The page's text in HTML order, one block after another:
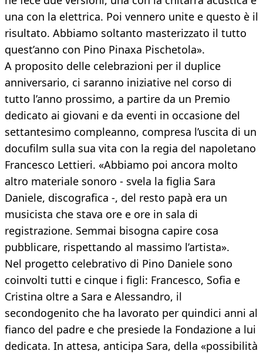
una con la elettrica. Poi vennero unite e questo è il
risultato. Abbiamo soltanto masterizzato il tutto
quest’anno con Pino Pinaxa Pischetola».
A proposito delle celebrazioni per il duplice
anniversario, ci saranno iniziative nel corso di
tutto l’anno prossimo, a partire da un Premio
dedicato ai giovani e da eventi in occasione del
settantesimo compleanno, compresa l’uscita di un
docufilm sulla sua vita con la regia del napoletano
Francesco Lettieri. «Abbiamo poi ancora molto
altro materiale sonoro - svela la figlia Sara
Daniele, discografica -, del resto papà era un
musicista che stava ore e ore in sala di
registrazione. Semmai bisogna capire cosa
pubblicare, rispettando al massimo l’artista».
Nel progetto celebrativo di Pino Daniele sono
coinvolti tutti e cinque i figli: Francesco, Sofia e
Cristina oltre a Sara e Alessandro, il
secondogenito che ha lavorato per quindici anni al
fianco del padre e che presiede la Fondazione a lui
dedicata. In attesa, anticipa Sara, della «possibilità